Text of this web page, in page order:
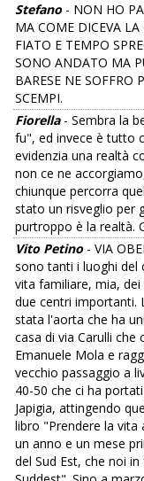
Stefano- NON HO
MA COME DICEVA
FIATO E TEMPO
SONO ANDATO MA
BARESE NE SOFFRO
SCEMPI.
Fiorella- Sembra la
fu", ed invece è tutto
evidenzia una realtà
non ce ne
chiunque percorra
stato un risveglio per
purtroppo è la realtà.
Vito Petino- VIA
sono tanti i luoghi del
vita familiare, mia,
due centri importanti.
stata l'aorta che ha
casa di via Carulli
Emanuele Mola e
vecchio passaggio a
40-50 che ci ha
Japigia, attingendo
libro "Prendere la vita
un anno e un mese
del Sud Est, che noi